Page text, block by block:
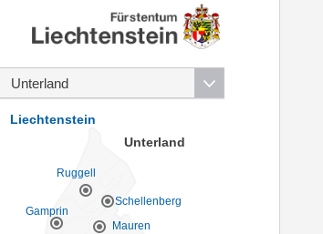
Gamprin
Mauren
Ruggell
Schellenberg
Unterland
Liechtenstein